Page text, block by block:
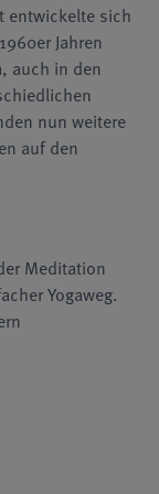
entwickelte sich
Jahren
auch in den
nun weitere
auf den
Meditation
Yogaweg.